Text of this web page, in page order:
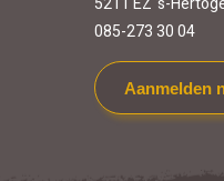
085-273 30 04
Aanmelden